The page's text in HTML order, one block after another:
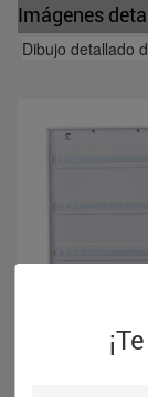
Imágenes
Dibujo detallado